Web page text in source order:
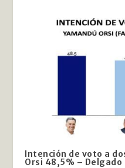
Intención de voto a
Orsi 48,5% – Delgado